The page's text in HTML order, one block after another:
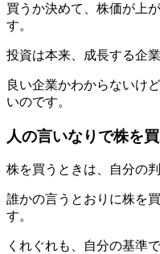
買うか決めて、株価が上
す。
投資は本来、成長する企
良い企業かわからないけ
いのです。
人の言いなりで株を
株を買うときは、自分の
誰かの言うとおりに株を
す。
くれぐれも、自分の基準